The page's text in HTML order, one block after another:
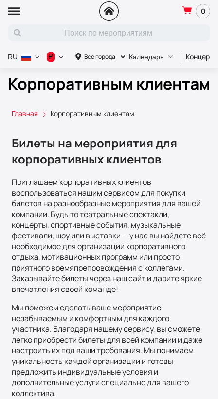
0
Все города Календарь Концерт
RU ₽
Корпоративным клиентам
Главная Корпоративным клиентам
Билеты на мероприятия для
корпоративных клиентов
Приглашаем корпоративных клиентов
воспользоваться нашим сервисом для покупки
билетов на разнообразные мероприятия для вашей
компании. Будь то театральные спектакли,
концерты, спортивные события, музыкальные
фестивали, шоу или выставки — у нас вы найдете всё
необходимое для организации корпоративного
отдыха, мотивационных программ или просто
приятного времяпрепровождения с коллегами.
Заказывайте билеты через наш сайт и дарите яркие
впечатления своей команде!
Мы поможем сделать ваше мероприятие
незабываемым и комфортным для каждого
участника. Благодаря нашему сервису, вы сможете
легко приобрести билеты для всей компании и даже
настроить их под ваши требования. Мы понимаем
уникальность каждой организации и готовы
предложить индивидуальные условия и
дополнительные услуги специально для вашего
коллектива.